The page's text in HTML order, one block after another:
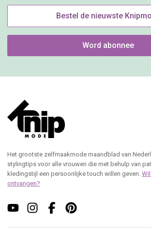
Bestel de nieuwste
Word abonnee
Het grootste zelfmaakmode maandblad van
stylingtips voor alle vrouwen die met behulp van
kledingstijl een persoonlijke touch willen geven.
ontvangen?